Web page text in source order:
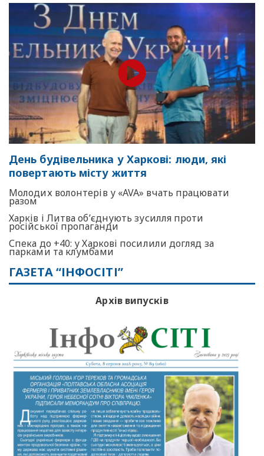
День будівельника у Харкові: люди, які
повертають місту життя
Молодих волонтерів у «AVA» вчать працювати
разом
Харків і Литва об’єднують зусилля проти
російської пропаганди
Спека до +40: у Харкові посилили догляд за
парками та клумбами
ГАЗЕТА “ІНФОСІТІ”
Архів випусків